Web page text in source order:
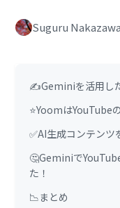
Suguru Nakazawa
✍️Geminiを活用し
⭐YoomはYouTube
✅AI生成コンテン
🤔Geminiで
た！
📉まとめ